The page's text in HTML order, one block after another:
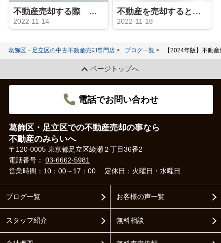
不動産売却する際 買取と仲介の違いは？メリット、デメリットは？
2022-11-14
不動産を売却するときリフォームは必要？
2022-11-18
葛飾区・足立区の中古不動産売却専門店 ブログ一覧 【2024年版】不動
ページトップへ
電話でお問い合わせ
葛飾区・足立区での不動産売却の事なら
不動産のみらいへ
〒120-0005 東京都足立区綾瀬２丁目36番2
電話番号： 03-6662-5981
営業時間：10：00～17：00
定休日：火曜日・水曜日
ブログ一覧
スタッフ紹介
お客様の声一覧
無料相談